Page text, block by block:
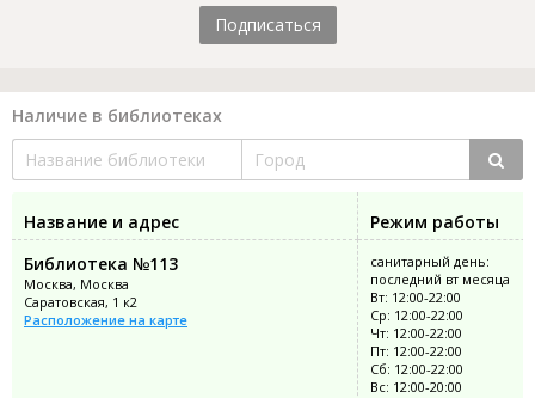
Подписаться
Наличие в библиотеках
Название и адрес
Режим работы
Библиотека №113
Москва, Москва
Саратовская, 1 к2
Расположение на карте
санитарный день:
последний вт месяца
Вт: 12:00-22:00
Ср: 12:00-22:00
Чт: 12:00-22:00
Пт: 12:00-22:00
Сб: 12:00-22:00
Вс: 12:00-20:00